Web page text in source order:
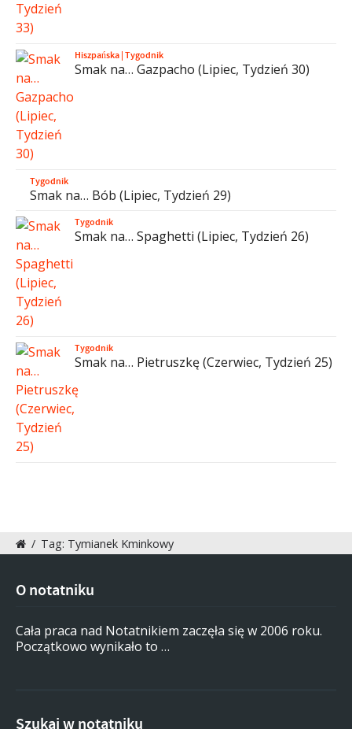
Hiszpańska|Tygodnik
Smak na… Gazpacho (Lipiec, Tydzień 30)
Tygodnik
Smak na… Bób (Lipiec, Tydzień 29)
Tygodnik
Smak na… Spaghetti (Lipiec, Tydzień 26)
Tygodnik
Smak na… Pietruszkę (Czerwiec, Tydzień 25)
/ Tag: Tymianek Kminkowy
O notatniku
Cała praca nad Notatnikiem zaczęła się w 2006 roku.
Początkowo wynikało to …
Szukaj w notatniku